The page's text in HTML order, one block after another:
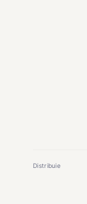
Distribuie